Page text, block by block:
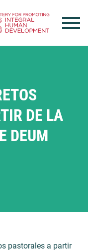
DE LA
DEUM
pastorales a partir